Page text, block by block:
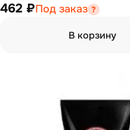
462 ₽Под заказ
В корзину